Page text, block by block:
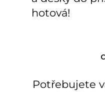
hotová!
Potřebujete